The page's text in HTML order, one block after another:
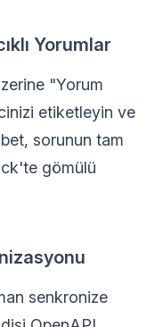
Yorumlar
"Yorum
etiketleyin ve
sorunun tam
gömülü
senkronize